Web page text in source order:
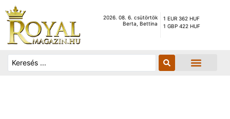
2026. 08. 6. csütörtök
Berta, Bettina
1 EUR 362 HUF
1 GBP 422 HUF